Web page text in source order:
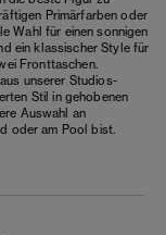
Primärfarben oder
Wahl für einen sonnigen
ein klassischer Style für
Fronttaschen.
unserer Studios-
Stil in gehobenen
Auswahl an
oder am Pool bist.